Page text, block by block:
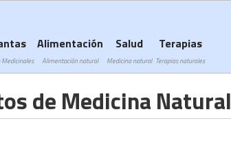
de Medicina Natural
Medicinales
Alimentación
Alimentación natural
Salud
Medicina natural
Terapias
Terapias naturales